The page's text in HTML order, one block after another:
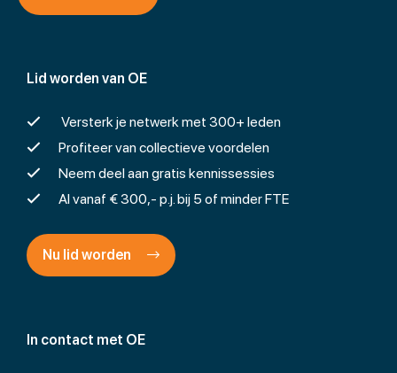
In contact met OE
Lid worden van OE
Versterk je netwerk met 300+ leden
Profiteer van collectieve voordelen
Neem deel aan gratis kennissessies
Al vanaf € 300,- p.j. bij 5 of minder FTE
Nu lid worden